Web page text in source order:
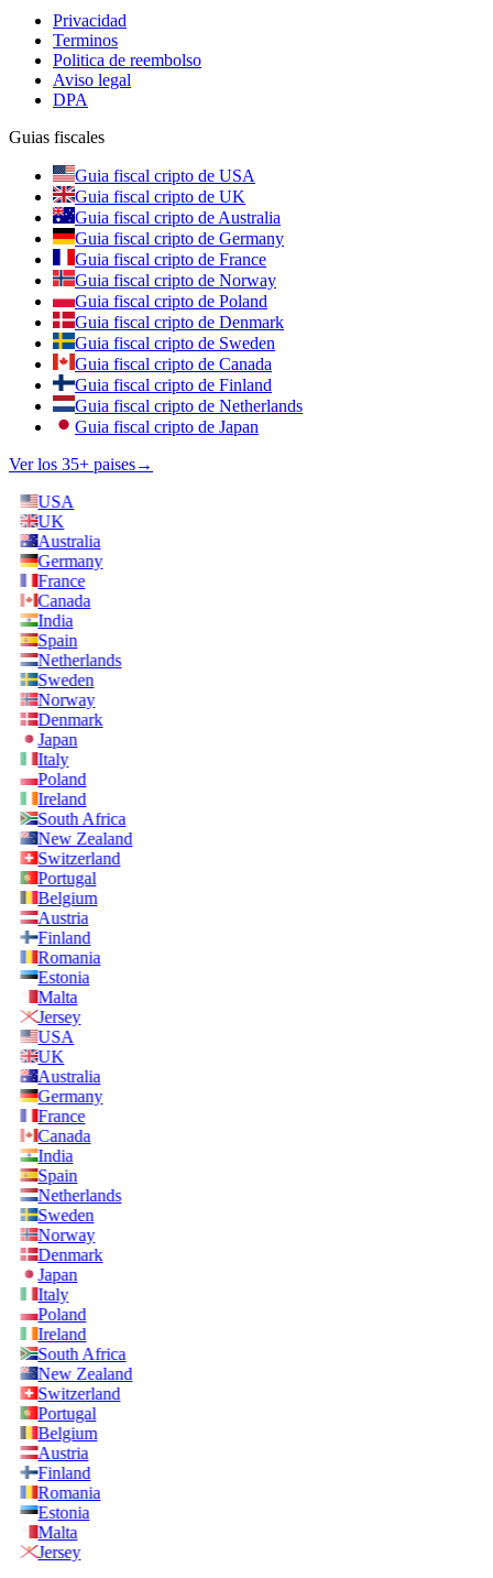
Privacidad
Terminos
Politica de reembolso
Aviso legal
DPA
Guias fiscales
Guia fiscal cripto de USA
Guia fiscal cripto de UK
Guia fiscal cripto de Australia
Guia fiscal cripto de Germany
Guia fiscal cripto de France
Guia fiscal cripto de Norway
Guia fiscal cripto de Poland
Guia fiscal cripto de Denmark
Guia fiscal cripto de Sweden
Guia fiscal cripto de Canada
Guia fiscal cripto de Finland
Guia fiscal cripto de Netherlands
Guia fiscal cripto de Japan
Ver los 35+ paises→
USA
UK
Australia
Germany
France
Canada
India
Spain
Netherlands
Sweden
Norway
Denmark
Japan
Italy
Poland
Ireland
South Africa
New Zealand
Switzerland
Portugal
Belgium
Austria
Finland
Romania
Estonia
Malta
Jersey
USA
UK
Australia
Germany
France
Canada
India
Spain
Netherlands
Sweden
Norway
Denmark
Japan
Italy
Poland
Ireland
South Africa
New Zealand
Switzerland
Portugal
Belgium
Austria
Finland
Romania
Estonia
Malta
Jersey